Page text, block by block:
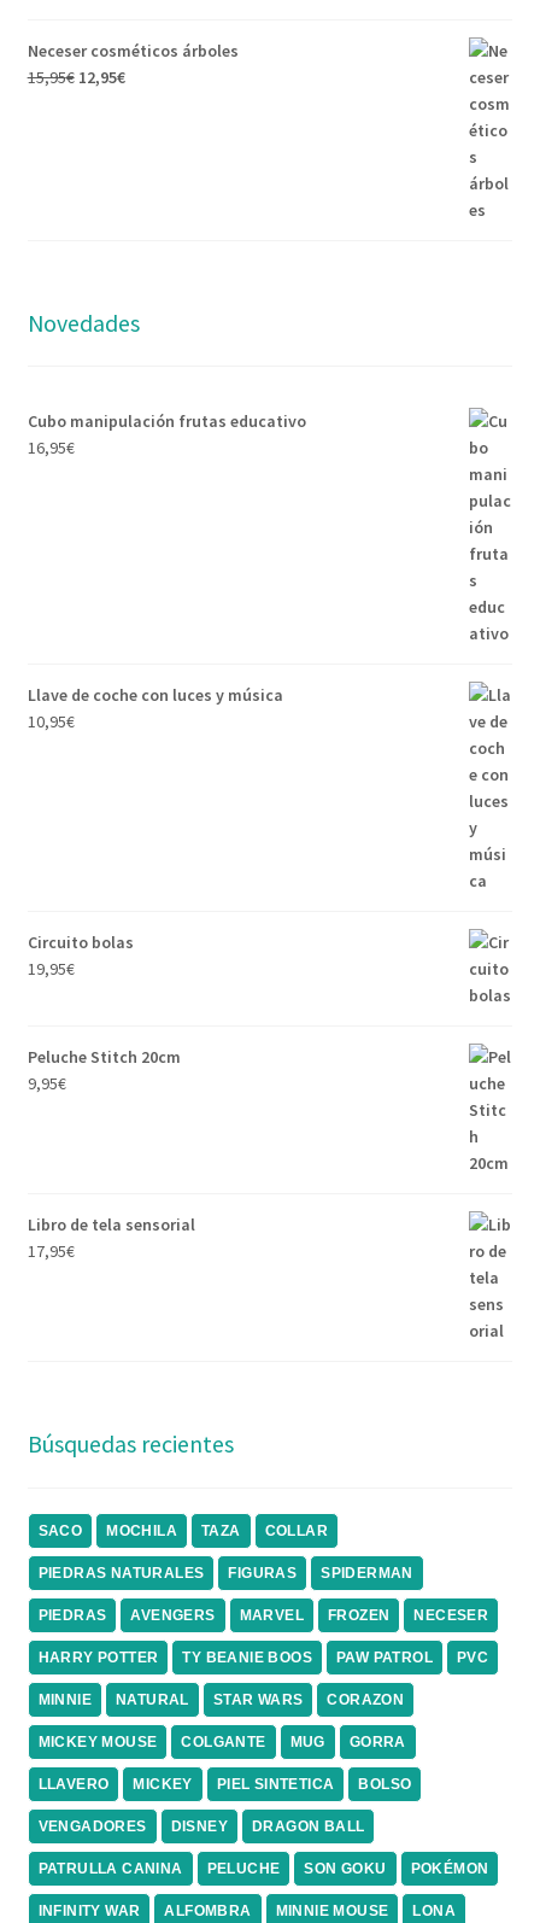
Neceser cosméticos árboles
15,95€ 12,95€
Novedades
Cubo manipulación frutas educativo
16,95€
Llave de coche con luces y música
10,95€
Circuito bolas
19,95€
Peluche Stitch 20cm
9,95€
Libro de tela sensorial
17,95€
Búsquedas recientes
SACO MOCHILA TAZA COLLAR
PIEDRAS NATURALES FIGURAS SPIDERMAN
PIEDRAS AVENGERS MARVEL FROZEN NECESER
HARRY POTTER TY BEANIE BOOS PAW PATROL PVC
MINNIE NATURAL STAR WARS CORAZON
MICKEY MOUSE COLGANTE MUG GORRA
LLAVERO MICKEY PIEL SINTETICA BOLSO
VENGADORES DISNEY DRAGON BALL
PATRULLA CANINA PELUCHE SON GOKU POKÉMON
INFINITY WAR ALFOMBRA MINNIE MOUSE LONA